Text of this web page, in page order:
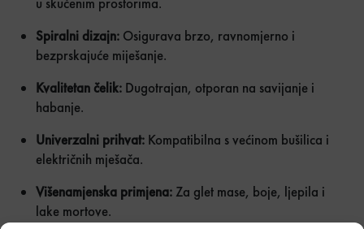
Spiralni dizajn: Osigurava brzo, ravnomjerno i
bezprskajuće miješanje.
Kvalitetan čelik: Dugotrajan, otporan na savijanje i
habanje.
Univerzalni prihvat: Kompatibilna s većinom bušilica i
električnih mješača.
Višenamjenska primjena: Za glet mase, boje, ljepila i
lake mortove.